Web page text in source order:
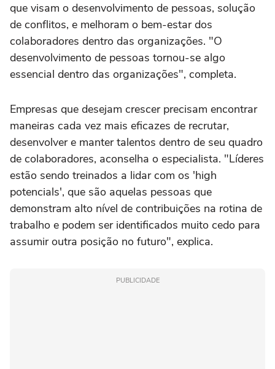
que visam o desenvolvimento de pessoas, solução
de conflitos, e melhoram o bem-estar dos
colaboradores dentro das organizações. "O
desenvolvimento de pessoas tornou-se algo
essencial dentro das organizações", completa.
Empresas que desejam crescer precisam encontrar
maneiras cada vez mais eficazes de recrutar,
desenvolver e manter talentos dentro de seu quadro
de colaboradores, aconselha o especialista. "Líderes
estão sendo treinados a lidar com os 'high
potencials', que são aquelas pessoas que
demonstram alto nível de contribuições na rotina de
trabalho e podem ser identificados muito cedo para
assumir outra posição no futuro", explica.
PUBLICIDADE